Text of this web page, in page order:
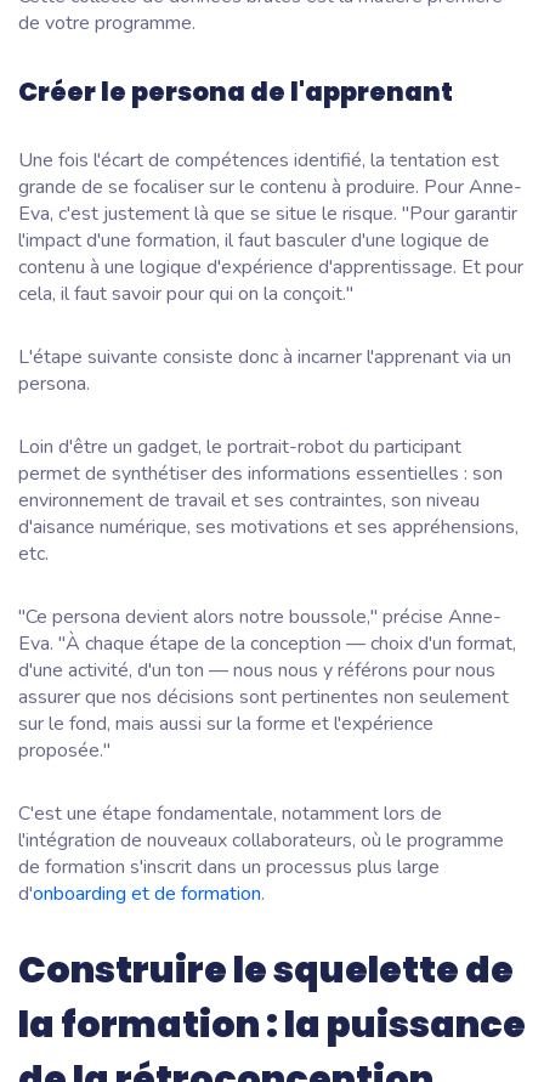
de votre programme.
Créer le persona de l'apprenant
Une fois l'écart de compétences identifié, la tentation est
grande de se focaliser sur le contenu à produire. Pour Anne-
Eva, c'est justement là que se situe le risque. "Pour garantir
l'impact d'une formation, il faut basculer d'une logique de
contenu à une logique d'expérience d'apprentissage. Et pour
cela, il faut savoir pourqui on la conçoit."
L'étape suivante consiste donc à incarner l'apprenant via un
persona.
Loin d'être un gadget, le portrait-robot du participant
permet de synthétiser des informations essentielles : son
environnement de travail et ses contraintes, son niveau
d'aisance numérique, ses motivations et ses appréhensions,
etc.
"Ce persona devient alors notre boussole," précise Anne-
Eva. "À chaque étape de la conception — choix d'un format,
d'une activité, d'un ton — nous nous y référons pour nous
assurer que nos décisions sont pertinentes non seulement
sur le fond, mais aussi sur la forme et l'expérience
proposée."
C'est une étape fondamentale, notamment lors de
l'intégration de nouveaux collaborateurs, où le programme
de formation s'inscrit dans un processus plus large
d'onboarding et de formation.
Construire le squelette de
la formation : la puissance